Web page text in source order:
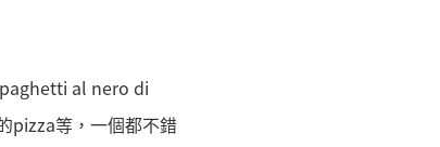
al nero di
pizza等，一個都不錯